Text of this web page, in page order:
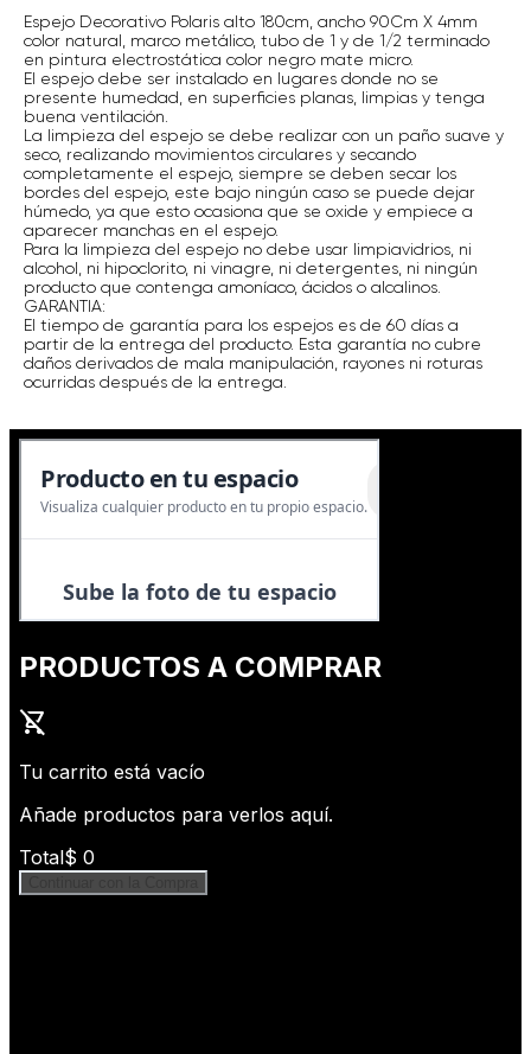
Espejo Decorativo Polaris alto 180cm, ancho 90Cm X 4mm
color natural, marco metálico, tubo de 1 y de 1/2 terminado
en pintura electrostática color negro mate micro.
El espejo debe ser instalado en lugares donde no se
presente humedad, en superficies planas, limpias y tenga
buena ventilación.
La limpieza del espejo se debe realizar con un paño suave y
seco, realizando movimientos circulares y secando
completamente el espejo, siempre se deben secar los
bordes del espejo, este bajo ningún caso se puede dejar
húmedo, ya que esto ocasiona que se oxide y empiece a
aparecer manchas en el espejo.
Para la limpieza del espejo no debe usar limpiavidrios, ni
alcohol, ni hipoclorito, ni vinagre, ni detergentes, ni ningún
producto que contenga amoníaco, ácidos o alcalinos.
GARANTIA:
El tiempo de garantía para los espejos es de 60 días a
partir de la entrega del producto. Esta garantía no cubre
daños derivados de mala manipulación, rayones ni roturas
ocurridas después de la entrega.